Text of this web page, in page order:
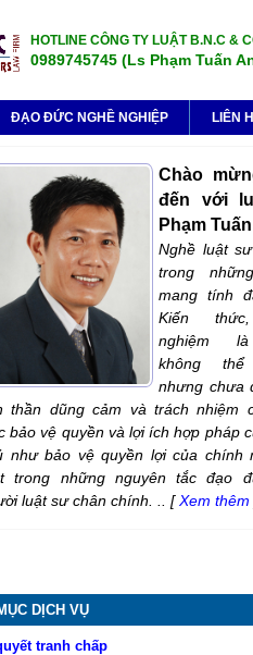
HOTLINE CÔNG TY LUẬT B.N.C &
0989745745 (Ls Phạm Tuấn
ĐẠO ĐỨC NGHỀ NGHIỆP LIÊN
Chào
đến với
Phạm
Nghề luật
trong
mang tính
Kiến
nghiệm
không thể
nhưng chưa
thần dũng cảm và trách nhiệm
bảo vệ quyền và lợi ích hợp pháp
như bảo vệ quyền lợi của chính
trong những nguyên tắc đạo
luật sư chân chính. .. [Xem thêm
DỊCH VỤ
tranh chấp